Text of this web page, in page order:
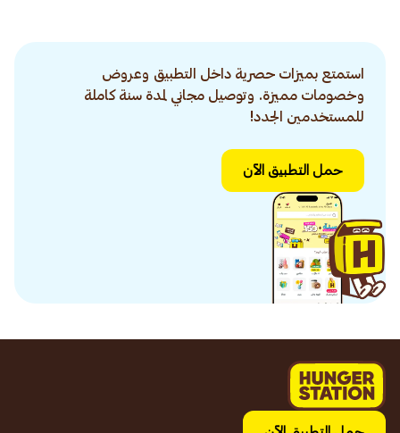
استمتع بميزات حصرية داخل التطبيق وعروض
وخصومات مميزة. وتوصيل مجاني لمدة سنة كاملة
للمستخدمين الجدد!
حمل التطبيق الآن